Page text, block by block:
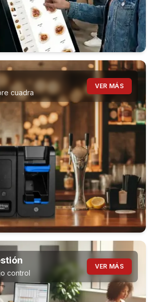
cuadra
VER MÁS
control
VER MÁS